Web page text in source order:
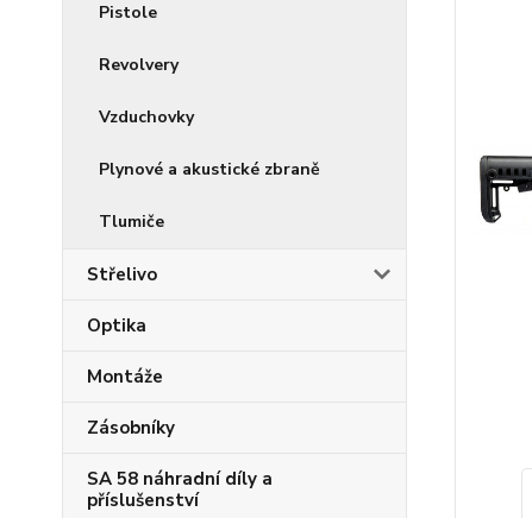
Pistole
Revolvery
Vzduchovky
Plynové a akustické zbraně
Tlumiče
Střelivo
Optika
Montáže
Zásobníky
SA 58 náhradní díly a
příslušenství